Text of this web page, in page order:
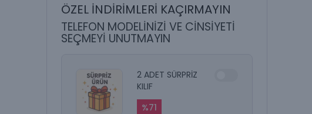
ÖZEL İNDİRİMLERİ KAÇIRMAYIN
TELEFON MODELİNİZİ VE CİNSİYETİ
SEÇMEYİ UNUTMAYIN
2 ADET SÜRPRİZ
KILIF
%71